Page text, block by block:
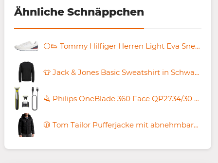
Ähnliche Schnäppchen
⚪️👟 Tommy Hilfiger Herren Light Eva Sneaker ab 47,66€ (statt 70€)
👕 Jack & Jones Basic Sweatshirt in Schwarz ab 12,99€ (statt 23€)
🪒 Philips OneBlade 360 Face QP2734/30 Rasierer für 37,99€ (statt 45€)
🧥 Tom Tailor Pufferjacke mit abnehmbarer Kapuze für 44,99€ (statt 82€)